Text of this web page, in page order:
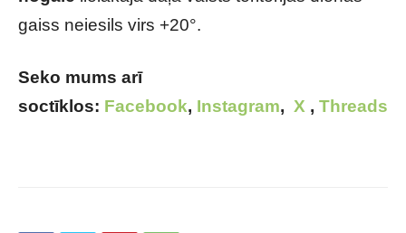
gaiss neiesils virs +20°.
Seko mums arī
soctīklos: Facebook, Instagram, X , Threads